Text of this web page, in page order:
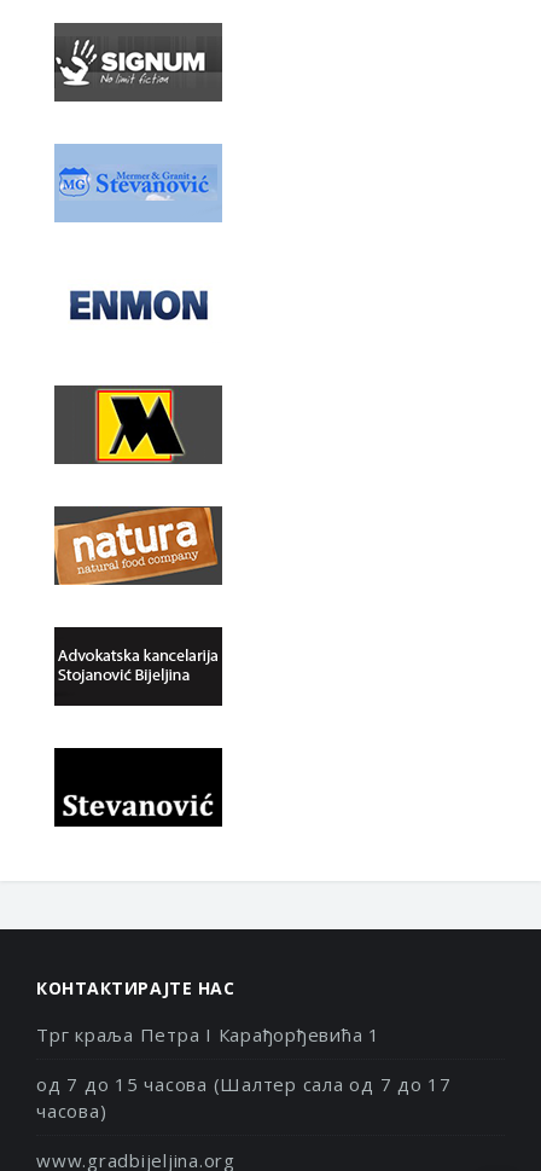
КОНТАКТИРАЈТЕ НАС
Трг краља Петра I Карађорђевића 1
од 7 до 15 часова (Шалтер сала од 7 до 17
часова)
www.gradbijeljina.org